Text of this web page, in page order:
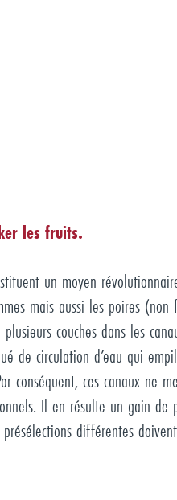
les fruits.
un moyen
mais aussi les poires (non
couches dans les
de circulation d’eau qui
conséquent, ces canaux ne
Il en résulte un gain de
différentes